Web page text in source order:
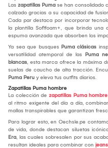
Las zapatillas Puma se han consolidado
calzado gracias a su capacidad de
Cada par destaca por incorporar
la plantilla Softfoam+, que brinda una
espuma avanzada que absorben los
Ya sea que busques Puma clásicas
versatilidad atemporal de las Puma
blancas, esta marca ofrece la máxima
suelas de caucho de alta tracción.
Puma Peru y eleva tus outfits diarios.
Zapatillas Puma hombre
La colección de zapatillas Puma hombre
al ritmo exigente del día a día,
mallas transpirables que garantizan
Para lograr esto, en Oechsle.pe
de vida, donde destacan siluetas
Era, las cuales sobresalen por sus
resultan ideales para combinar con jeans